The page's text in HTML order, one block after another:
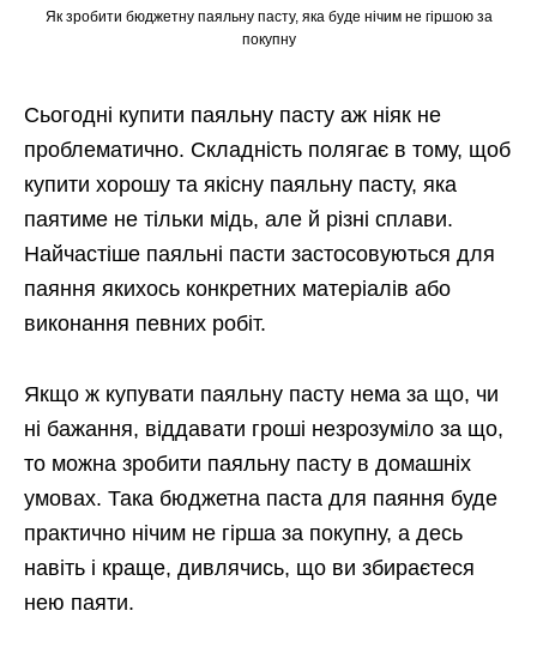
Як зробити бюджетну паяльну пасту, яка буде нічим не гіршою за
покупну
Сьогодні купити паяльну пасту аж ніяк не
проблематично. Складність полягає в тому, щоб
купити хорошу та якісну паяльну пасту, яка
паятиме не тільки мідь, але й різні сплави.
Найчастіше паяльні пасти застосовуються для
паяння якихось конкретних матеріалів або
виконання певних робіт.
Якщо ж купувати паяльну пасту нема за що, чи
ні бажання, віддавати гроші незрозуміло за що,
то можна зробити паяльну пасту в домашніх
умовах. Така бюджетна паста для паяння буде
практично нічим не гірша за покупну, а десь
навіть і краще, дивлячись, що ви збираєтеся
нею паяти.